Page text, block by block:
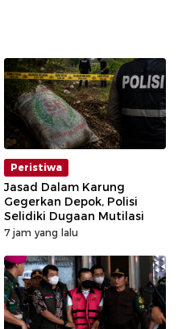
Peristiwa
Jasad Dalam Karung
Gegerkan Depok, Polisi
Selidiki Dugaan Mutilasi
7 jam yang lalu